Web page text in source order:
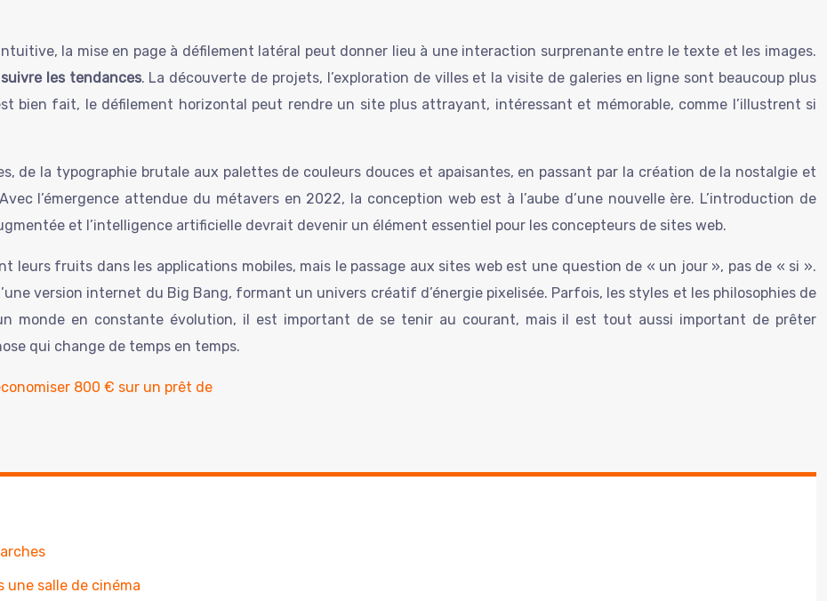
la mise en page à défilement latéral peut donner lieu à une interaction surprenante entre le texte et les images.
suivre les tendances. La découverte de projets, l’exploration de villes et la visite de galeries en ligne sont beaucoup plus
bien fait, le défilement horizontal peut rendre un site plus attrayant, intéressant et mémorable, comme l’illustrent si
de la typographie brutale aux palettes de couleurs douces et apaisantes, en passant par la création de la nostalgie et
l’émergence attendue du métavers en 2022, la conception web est à l’aube d’une nouvelle ère. L’introduction de
et l’intelligence artificielle devrait devenir un élément essentiel pour les concepteurs de sites web.
leurs fruits dans les applications mobiles, mais le passage aux sites web est une question de « un jour », pas de « si ».
version internet du Big Bang, formant un univers créatif d’énergie pixelisée. Parfois, les styles et les philosophies de
monde en constante évolution, il est important de se tenir au courant, mais il est tout aussi important de prêter
qui change de temps en temps.
800 € sur un prêt de
une salle de cinéma